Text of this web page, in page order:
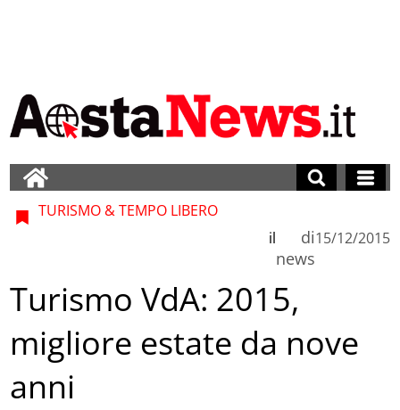
TURISMO & TEMPO LIBERO
di
news
il 15/12/2015
Turismo VdA: 2015,
migliore estate da nove
anni